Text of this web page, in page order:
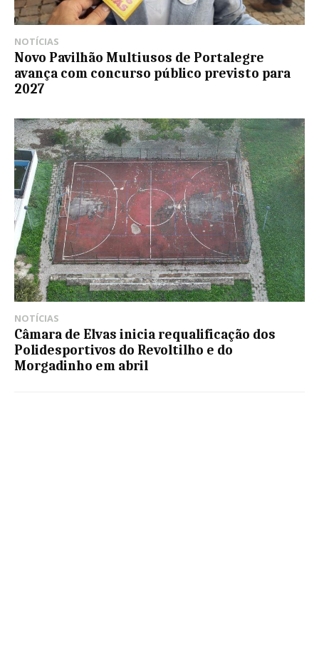
NOTÍCIAS
Novo Pavilhão Multiusos de Portalegre
avança com concurso público previsto para
2027
NOTÍCIAS
Câmara de Elvas inicia requalificação dos
Polidesportivos do Revoltilho e do
Morgadinho em abril